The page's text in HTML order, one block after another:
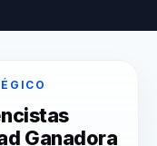
Ganadora